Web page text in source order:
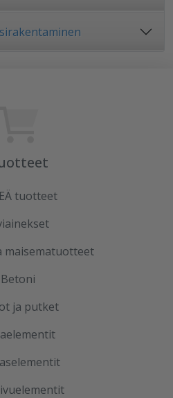
tuotteet
maisematuotteet
Betoni
ja putket